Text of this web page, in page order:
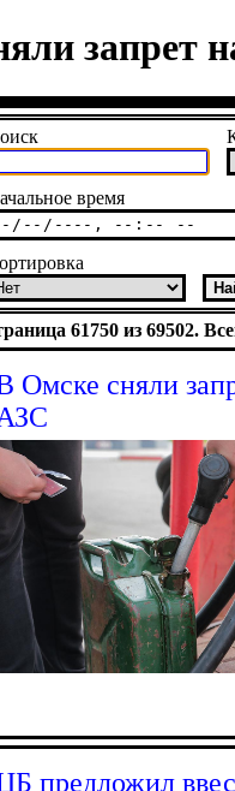
запрет
время
61750 из 69502.
Омске сняли
предложил